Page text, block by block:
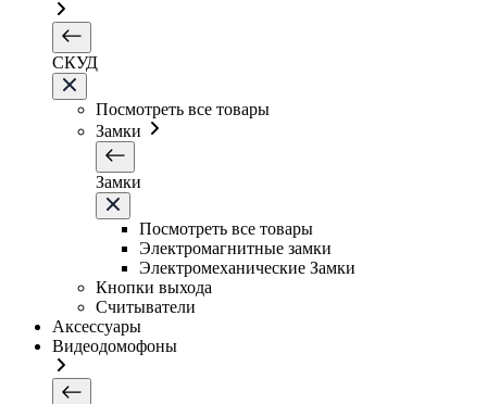
СКУД
Посмотреть все товары
Замки
Замки
Посмотреть все товары
Электромагнитные замки
Электромеханические Замки
Кнопки выхода
Считыватели
Аксессуары
Видеодомофоны